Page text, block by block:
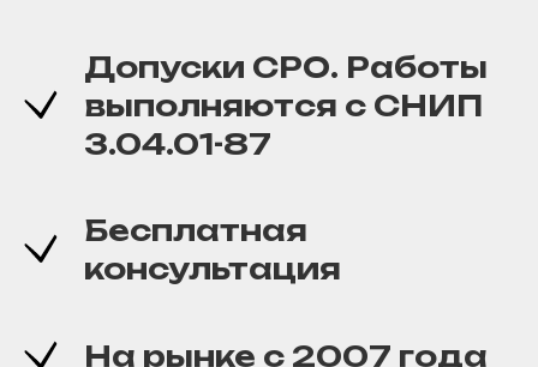
Допуски СРО. Работы
выполняются с СНИП
3.04.01-87
Бесплатная
консультация
На рынке с 2007 года